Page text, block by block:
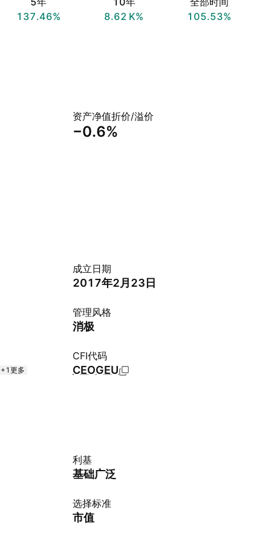
137.46%
‪8.62 K‬%
105.53%
资产净值折价/溢价
−0.6%
成立日期
2017年2月23日
管理风格
消极
+1更多
CFI代码
CEOGEU
利基
基础广泛
选择标准
市值